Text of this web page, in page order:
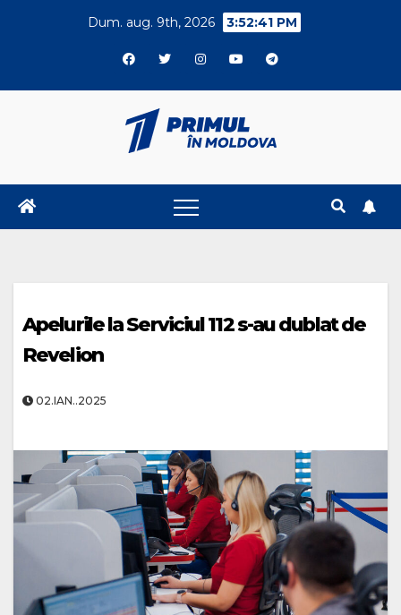
Dum. aug. 9th, 2026 3:52:42 PM
Apelurile la Serviciul 112 s-au dublat de
Revelion
02.IAN..2025